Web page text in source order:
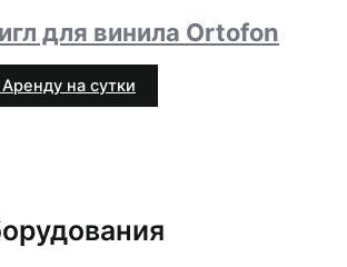
для винила Ortofon
на сутки